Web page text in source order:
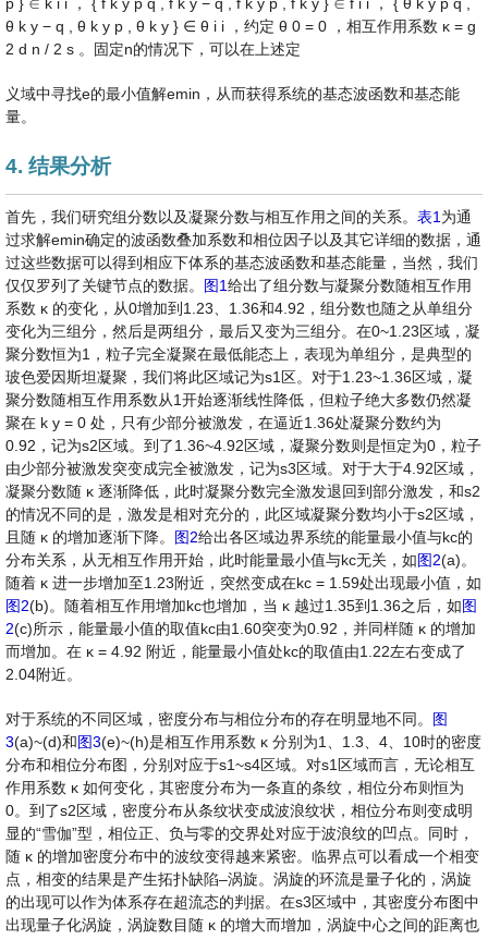
θ k y − q θ k y p θ k y } ∈ θ i i ，约定 θ 0 = 0 ，相互作用系数 κ = g
2 d n / 2 s 。固定n的情况下，可以在上述定
义域中寻找e的最小值解emin，从而获得系统的基态波函数和基态能
量。
4. 结果分析
首先，我们研究组分数以及凝聚分数与相互作用之间的关系。 表1 为通
过求解emin确定的波函数叠加系数和相位因子以及其它详细的数据，通
过这些数据可以得到相应下体系的基态波函数和基态能量，当然，我们
仅仅罗列了关键节点的数据。 图1给出了组分数与凝聚分数随相互作用
系数 κ 的变化，从0增加到1.23、1.36和4.92，组分数也随之从单组分
变化为三组分，然后是两组分，最后又变为三组分。在0~1.23区域，凝
聚分数恒为1，粒子完全凝聚在最低能态上，表现为单组分，是典型的
玻色爱因斯坦凝聚，我们将此区域记为s1区。对于1.23~1.36区域，凝
聚分数随相互作用系数从1开始逐渐线性降低，但粒子绝大多数仍然凝
聚在 k y = 0 处，只有少部分被激发，在逼近1.36处凝聚分数约为
0.92，记为s2区域。到了1.36~4.92区域，凝聚分数则是恒定为0，粒子
由少部分被激发突变成完全被激发，记为s3区域。对于大于4.92区域，
凝聚分数随 κ 逐渐降低，此时凝聚分数完全激发退回到部分激发，和s2
的情况不同的是，激发是相对充分的，此区域凝聚分数均小于s2区域，
且随 κ 的增加逐渐下降。 图2给出各区域边界系统的能量最小值与kc的
分布关系，从无相互作用开始，此时能量最小值与kc无关，如图2(a)。
随着 κ 进一步增加至1.23附近，突然变成在kc = 1.59处出现最小值，如
图2(b)。随着相互作用增加kc也增加，当 κ 越过1.35到1.36之后，如图
2(c)所示，能量最小值的取值kc由1.60突变为0.92，并同样随 κ 的增加
而增加。在 κ = 4.92 附近，能量最小值处kc的取值由1.22左右变成了
2.04附近。
对于系统的不同区域，密度分布与相位分布的存在明显地不同。 图
3(a)~(d)和图3(e)~(h)是相互作用系数 κ 分别为1、1.3、4、10时的密度
分布和相位分布图，分别对应于s1~s4区域。对s1区域而言，无论相互
作用系数 κ 如何变化，其密度分布为一条直的条纹，相位分布则恒为
0。到了s2区域，密度分布从条纹状变成波浪纹状，相位分布则变成明
显的“雪伽”型，相位正、负与零的交界处对应于波浪纹的凹点。同时，
随 κ 的增加密度分布中的波纹变得越来紧密。临界点可以看成一个相变
点，相变的结果是产生拓扑缺陷–涡旋。涡旋的环流是量子化的，涡旋
的出现可以作为体系存在超流态的判据。在s3区域中，其密度分布图中
出现量子化涡旋，涡旋数目随 κ 的增大而增加，涡旋中心之间的距离也